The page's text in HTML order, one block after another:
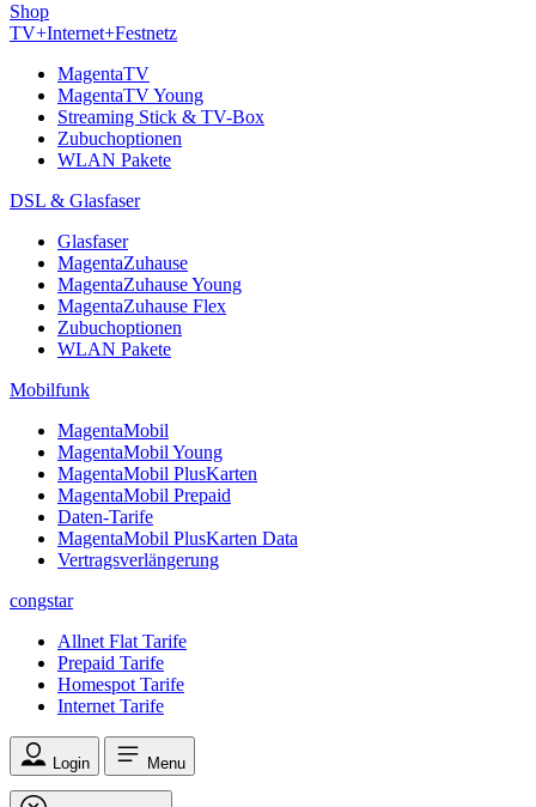
Shop
TV+Internet+Festnetz
MagentaTV
MagentaTV Young
Streaming Stick & TV-Box
Zubuchoptionen
WLAN Pakete
DSL & Glasfaser
Glasfaser
MagentaZuhause
MagentaZuhause Young
MagentaZuhause Flex
Zubuchoptionen
WLAN Pakete
Mobilfunk
MagentaMobil
MagentaMobil Young
MagentaMobil PlusKarten
MagentaMobil Prepaid
Daten-Tarife
MagentaMobil PlusKarten Data
Vertragsverlängerung
congstar
Allnet Flat Tarife
Prepaid Tarife
Homespot Tarife
Internet Tarife
Login Menu